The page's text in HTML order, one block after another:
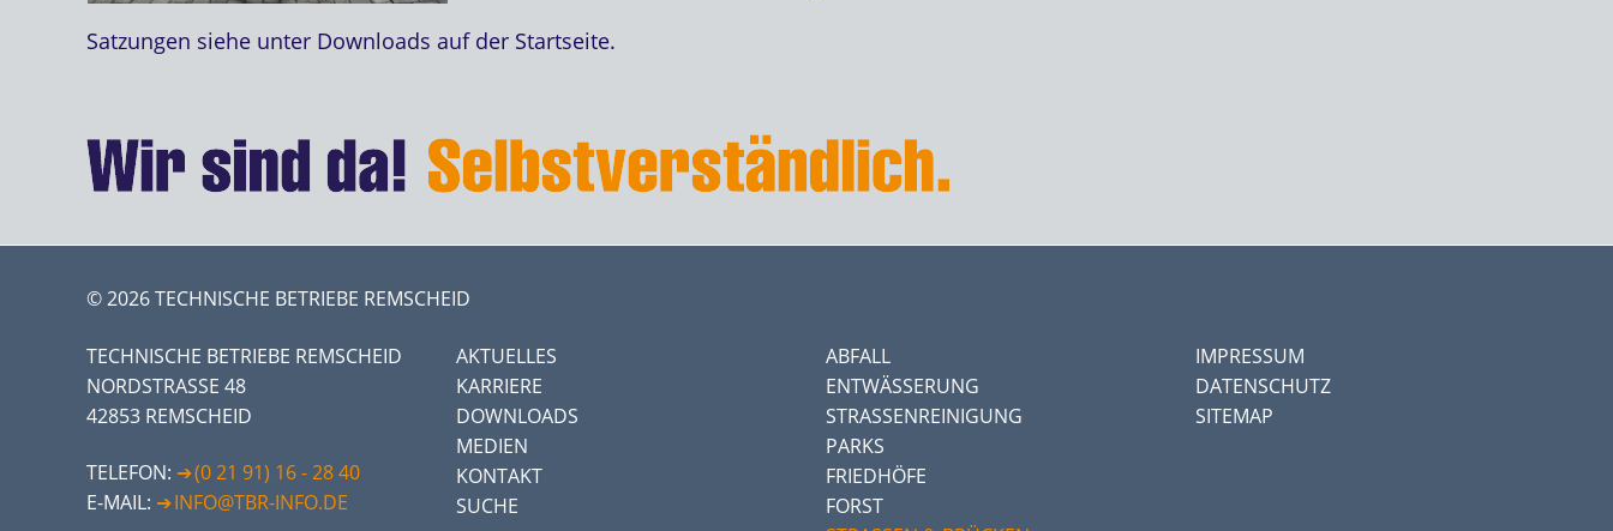
Satzungen siehe unter Downloads auf der Startseite.
© 2026 TECHNISCHE BETRIEBE REMSCHEID
TECHNISCHE BETRIEBE REMSCHEID
NORDSTRASSE 48
42853 REMSCHEID
TELEFON:
(0 21 91) 16 - 28 40
E-MAIL:
INFO@TBR-INFO.DE
AKTUELLES
KARRIERE
DOWNLOADS
MEDIEN
KONTAKT
SUCHE
ABFALL
ENTWÄSSERUNG
STRASSENREINIGUNG
PARKS
FRIEDHÖFE
FORST
IMPRESSUM
DATENSCHUTZ
SITEMAP